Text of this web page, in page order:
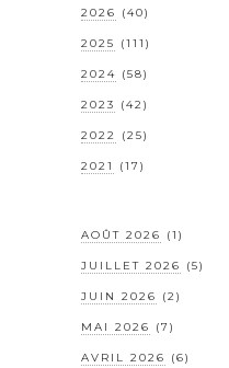
2026 (40)
2025 (111)
2024 (58)
2023 (42)
2022 (25)
2021 (17)
AOÛT 2026 (1)
JUILLET 2026 (5)
JUIN 2026 (2)
MAI 2026 (7)
AVRIL 2026 (6)